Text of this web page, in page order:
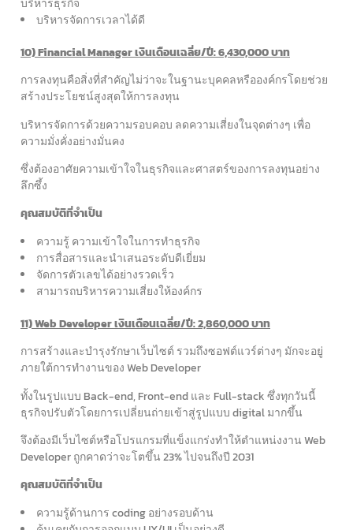
บริหารธุรกิจ
บริหารจัดการเวลาได้ดี
10) Financial Manager เงินเดือนเฉลี่ย/ปี: 6,430,000 บาท
การลงทุนคือสิ่งที่สำคัญไม่ว่าจะในฐานะบุคคลหรือองค์กรโดยช่วย
สร้างประโยชน์สูงสุดให้การลงทุน
บริหารจัดการด้วยความรอบคอบ ลดความเสี่ยงในจุดต่างๆ เพื่อ
ความมั่งคั่งอย่างมั่นคง
ซึ่งต้องอาศัยความเข้าใจในธุรกิจและศาสตร์ของการลงทุนอย่าง
ลึกซึ้ง
คุณสมบัติที่จำเป็น
ความรู้ ความเข้าใจในการทำธุรกิจ
การสื่อสารและนำเสนอระดับดีเยี่ยม
จัดการตัวเลขได้อย่างรวดเร็ว
สามารถบริหารความเสี่ยงให้องค์กร
11) Web Developer เงินเดือนเฉลี่ย/ปี: 2,860,000 บาท
การสร้างและบำรุงรักษาเว็บไซต์ รวมถึงซอฟต์แวร์ต่างๆ มักจะอยู่
ภายใต้การทำงานของ Web Developer
ทั้งในรูปแบบ Back-end, Front-end และ Full-stack ซึ่งทุกวันนี้
ธุรกิจปรับตัวโดยการเปลี่ยนถ่ายเข้าสู่รูปแบบ digital มากขึ้น
จึงต้องมีเว็บไซต์หรือโปรแกรมที่แข็งแกร่งทำให้ตำแหน่งงาน Web
Developer ถูกคาดว่าจะโตขึ้น 23% ไปจนถึงปี 2031
คุณสมบัติที่จำเป็น
ความรู้ด้านการ coding อย่างรอบด้าน